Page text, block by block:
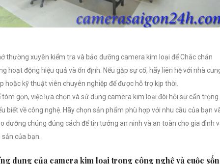
thường xuyên kiểm tra và bảo dưỡng camera kim loại để Chắc chắn
hoạt động hiệu quả và ổn định. Nếu gặp sự cố, hãy liên hệ với nhà
hoặc kỹ thuật viên chuyên nghiệp để được hỗ trợ kịp thời.
tóm gọn, việc lựa chọn và sử dụng camera kim loại đòi hỏi sự cẩn trọng
biết về công nghệ. Hãy chọn sản phẩm phù hợp với nhu cầu của bạn
dưỡng chúng đúng cách để tin tưởng an ninh và an toàn cho gia đình
sản của bạn.
dụng của camera kim loại trong công nghệ và cuộc